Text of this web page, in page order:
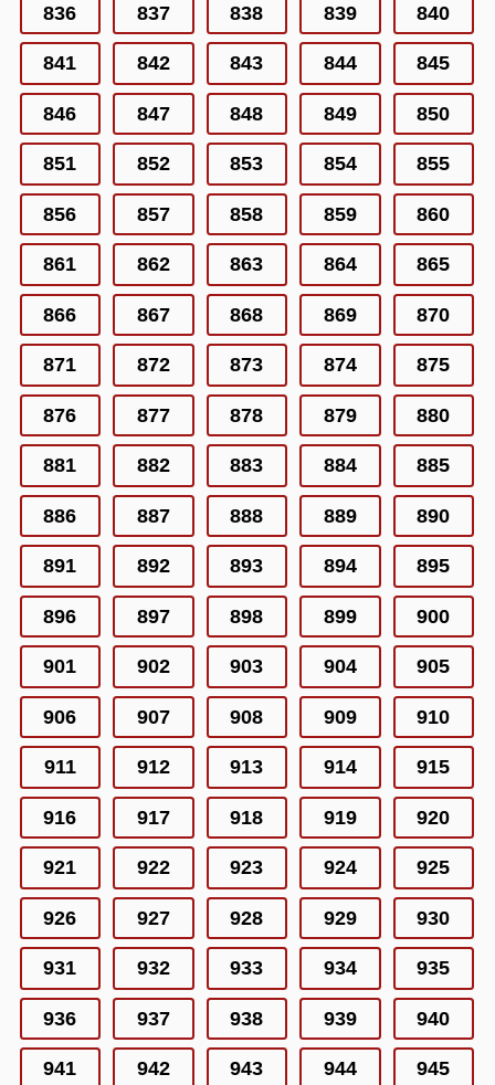
836 837 838 839 840
841 842 843 844 845
846 847 848 849 850
851 852 853 854 855
856 857 858 859 860
861 862 863 864 865
866 867 868 869 870
871 872 873 874 875
876 877 878 879 880
881 882 883 884 885
886 887 888 889 890
891 892 893 894 895
896 897 898 899 900
901 902 903 904 905
906 907 908 909 910
911 912 913 914 915
916 917 918 919 920
921 922 923 924 925
926 927 928 929 930
931 932 933 934 935
936 937 938 939 940
941 942 943 944 945